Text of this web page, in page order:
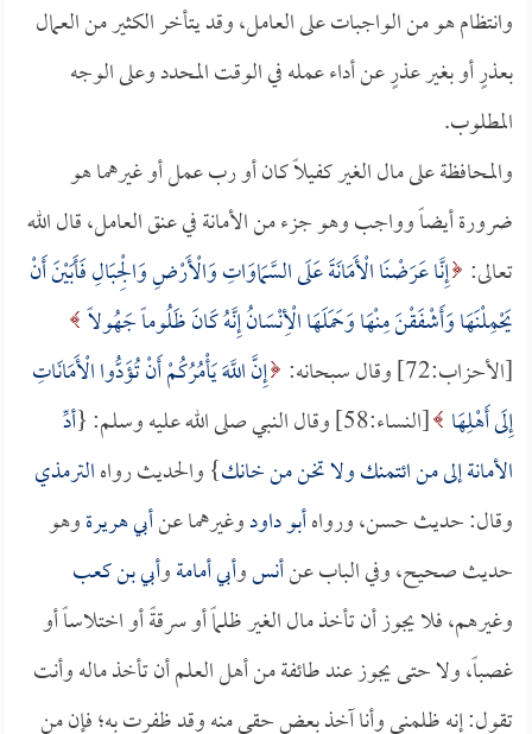
وانتظام هو من الواجبات على العامل، وقد يتأخر الكثير من العمال
بعذرٍ أو بغير عذرٍ عن أداء عمله في الوقت المحدد وعلى الوجه
المطلوب.
والمحافظة على مال الغير كفيلاً كان أو رب عمل أو غيرهما هو
ضرورة أيضاً وواجب وهو جزء من الأمانة في عنق العامل، قال الله
تعالى: إِنَّا عَرَضْنَا الْأَمَانَةَ عَلَى السَّمَاوَاتِ وَالْأَرْضِ وَالْجِبَالِ فَأَبَيْنَ أَنْ
يَحْمِلْنَهَا وَأَشْفَقْنَ مِنْهَا وَحَمَلَهَا الْأِنْسَانُ إِنَّهُ كَانَ ظَلُوماً جَهُولاً
[الأحزاب:72] وقال سبحانه:
إِنَّ اللَّهَ يَأْمُرُكُمْ أَنْ تُؤَدُّوا الْأَمَانَاتِ
إِلَى أَهْلِهَا [النساء:58] وقال النبي صلى الله عليه وسلم: {
أدِّ
الأمانة إلى من ائتمنك ولا تخن من خانك} والحديث رواهالترمذي
وقال: حديث حسن، ورواهأبو داودوغيرهما عنأبي هريرةوهو
حديث صحيح، وفي الباب عنأنسوأبي أمامةوأبي بن كعب
وغيرهم، فلا يجوز أن تأخذ مال الغير ظلماً أو سرقةً أو اختلاساً أو
غصباً، ولا حتى يجوز عند طائفة من أهل العلم أن تأخذ ماله وأنت
تقول: إنه ظلمني وأنا آخذ بعض حقي منه وقد ظفرت به؛ فإن من